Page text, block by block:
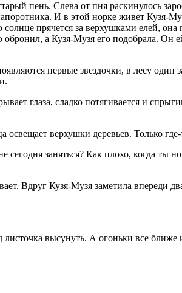
пень. Слева от пня раскинулось
И в этой норке живет Кузя-
прячется за верхушками елей,
а Кузя-Музя его подобрала. Он
первые звездочки, в лесу
глаза, сладко потягивается и
верхушки деревьев. Только
заняться? Как плохо, когда ты
Вдруг Кузя-Музя заметила впереди
высунуть. А огоньки все